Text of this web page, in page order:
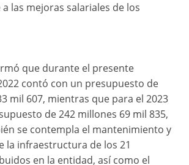
las mejoras salariales de los
que durante el presente
contó con un presupuesto de
mil 607, mientras que para el 2023
de 242 millones 69 mil 835,
se contempla el mantenimiento y
la infraestructura de los 21
en la entidad, así como el